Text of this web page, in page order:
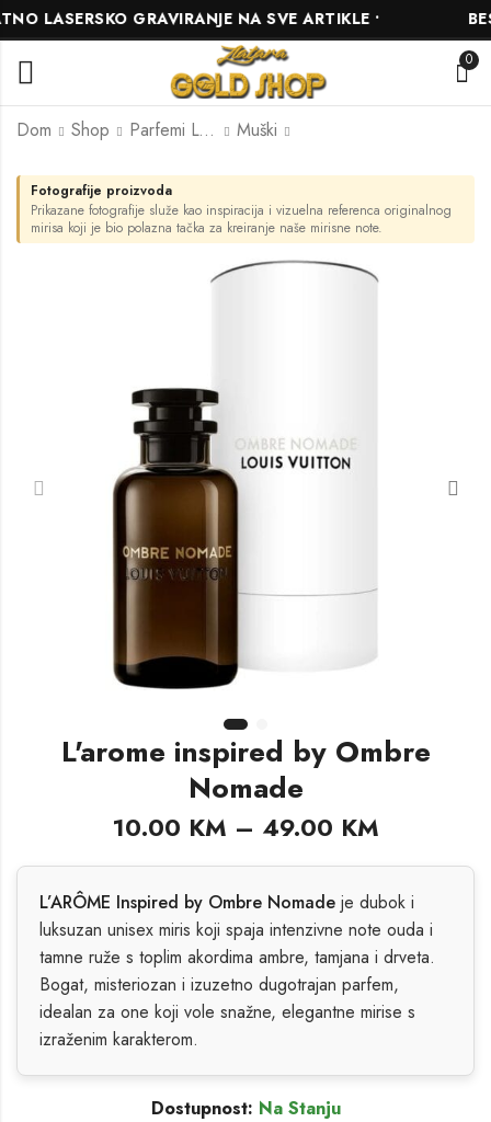
GRAVIRANJE NA SVE ARTIKLE •
0
Dom Shop Parfemi L'ARÔME Muški
Kirke
10.00KM –
49.00KM
Xerjoff 1861 Naxos
13.00KM –
69.00KM
Fotografije proizvoda
Prikazane fotografije služe kao inspiracija i vizuelna referenca originalnog
mirisa koji je bio polazna tačka za kreiranje naše mirisne note.
L'arome inspired by Ombre
Nomade
10.00 KM – 49.00 KM
L’ARÔME Inspired by Ombre Nomade je dubok i
luksuzan unisex miris koji spaja intenzivne note ouda i
tamne ruže s toplim akordima ambre, tamjana i drveta.
Bogat, misteriozan i izuzetno dugotrajan parfem,
idealan za one koji vole snažne, elegantne mirise s
izraženim karakterom.
Dostupnost: Na Stanju